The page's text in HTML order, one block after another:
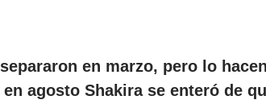
en marzo, pero lo
agosto Shakira se enteró de